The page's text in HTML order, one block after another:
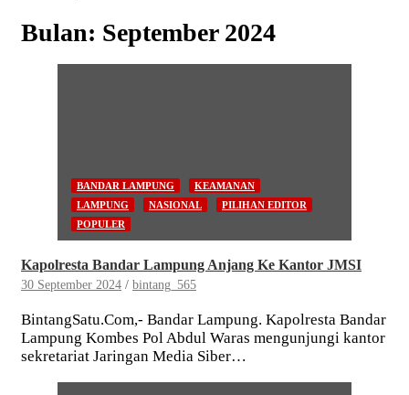
Bulan: September 2024
BANDAR LAMPUNG
KEAMANAN
LAMPUNG
NASIONAL
PILIHAN EDITOR
POPULER
Kapolresta Bandar Lampung Anjang Ke Kantor JMSI
30 September 2024 bintang_565
BintangSatu.Com,- Bandar Lampung. Kapolresta Bandar
Lampung Kombes Pol Abdul Waras mengunjungi kantor
sekretariat Jaringan Media Siber…